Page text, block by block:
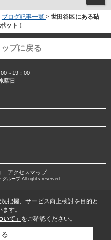
ブログ記事一覧 > 世田谷区にある砧
ット！
プに戻る
～19：00
曜日
｜ アクセスマップ
グループ All rights reserved.
把握、サービス向上検討を目的と
す。
て」 をご確認ください。